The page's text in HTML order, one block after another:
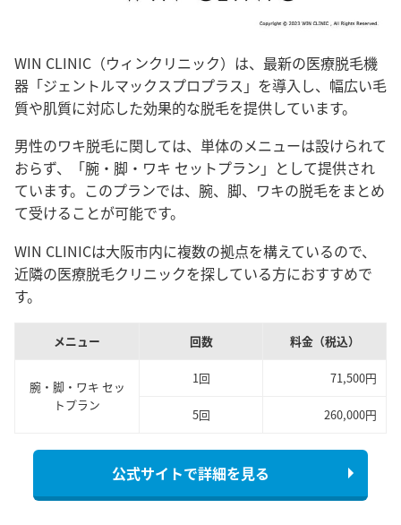
WIN CLINIC（ウィンクリニック）は、最新の医療脱毛機
器「ジェントルマックスプロプラス」を導入し、幅広い毛
質や肌質に対応した効果的な脱毛を提供しています。
男性のワキ脱毛に関しては、単体のメニューは設けられて
おらず、「腕・脚・ワキ セットプラン」として提供され
ています。このプランでは、腕、脚、ワキの脱毛をまとめ
て受けることが可能です。
WIN CLINICは大阪市内に複数の拠点を構えているので、
近隣の医療脱毛クリニックを探している方におすすめで
す。
メニュー 回数 料金（税込）
腕・脚・ワキ セッ
トプラン
1回 71,500円
5回 260,000円
公式サイトで詳細を見る